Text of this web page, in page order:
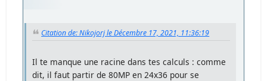
Citation de: Nikojorj le Décembre 17, 2021, 11:36:19
Il te manque une racine dans tes calculs : comme
dit, il faut partir de 80MP en 24x36 pour se